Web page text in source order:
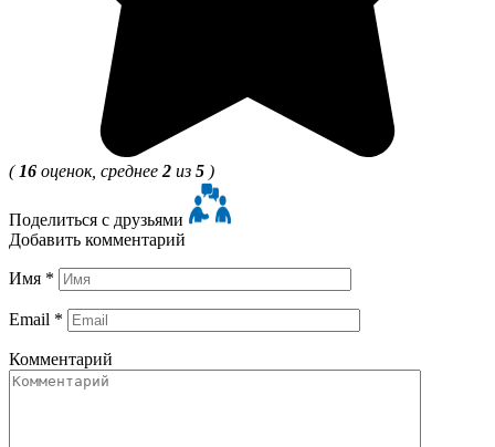
( 16 оценок, среднее 2 из 5 )
Поделиться с друзьями
Добавить комментарий
Имя *
Email *
Комментарий